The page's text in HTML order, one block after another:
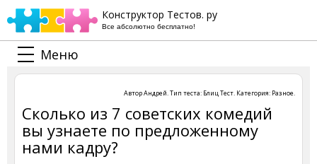
Конструктор Тестов. ру
Все абсолютно бесплатно!
Меню
АвторАндрей. Тип теста: Блиц Тест. Категория: Разное.
Сколько из 7 советских комедий
вы узнаете по предложенному
нами кадру?